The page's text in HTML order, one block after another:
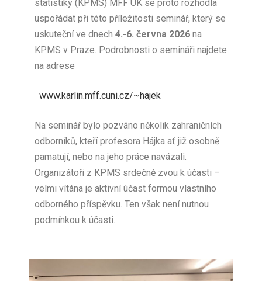
statistiky (KPMS) MFF UK se proto rozhodla
uspořádat při této příležitosti seminář, který se
uskuteční ve dnech 4.-6. června 2026 na
KPMS v Praze. Podrobnosti o semináři najdete
na adrese
www.karlin.mff.cuni.cz/~hajek
Na seminář bylo pozváno několik zahraničních
odborníků, kteří profesora Hájka ať již osobně
pamatují, nebo na jeho práce navázali.
Organizátoři z KPMS srdečně zvou k účasti –
velmi vítána je aktivní účast formou vlastního
odborného příspěvku. Ten však není nutnou
podmínkou k účasti.